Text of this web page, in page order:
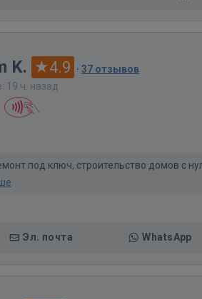
K. 4.9 · 37 отзывов
19 ч. назад
под ключ, строительство домов с
Эл. почта WhatsApp